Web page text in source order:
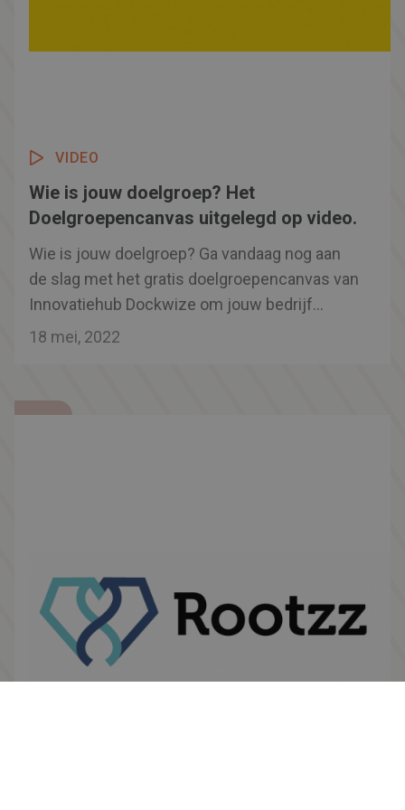
VIDEO
Wie is jouw doelgroep? Het
Doelgroepencanvas uitgelegd op video.
Wie is jouw doelgroep? Ga vandaag nog aan
de slag met het gratis doelgroepencanvas van
Innovatiehub Dockwize om jouw bedrijf
toekomstbestendig te maken. Dit canvas is
Provincie Zeeland. Vragen? Mail dan naar
18 mei, 2022